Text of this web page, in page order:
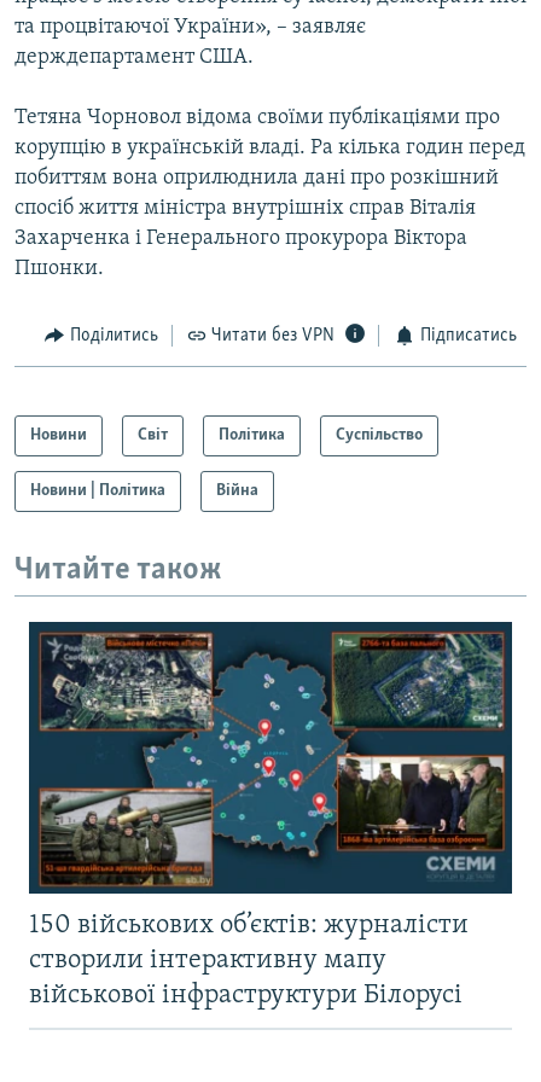
та процвітаючої України», – заявляє
держдепартамент США.
Тетяна Чорновол відома своїми публікаціями про
корупцію в українській владі. Pа кілька годин перед
побиттям вона оприлюднила дані про розкішний
спосіб життя міністра внутрішніх справ Віталія
Захарченка і Генерального прокурора Віктора
Пшонки.
Поділитись Читати без VPN Підписатись
Новини Світ Політика Суспільство
Новини | Політика Війна
Читайте також
150 військових об’єктів: журналісти
створили інтерактивну мапу
військової інфраструктури Білорусі